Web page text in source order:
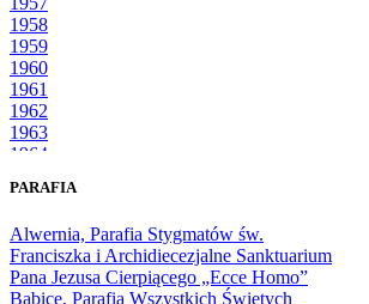
1958
1959
1960
1961
1962
1963
1964
1966
1968
1969
1970
PARAFIA
Alwernia, Parafia Stygmatów św.
Franciszka i Archidiecezjalne Sanktuarium
Pana Jezusa Cierpiącego „Ecce Homo”
Babice, Parafia Wszystkich Świętych